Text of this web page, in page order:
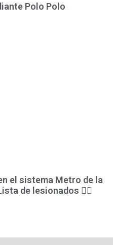
Polo Polo
el sistema Metro de la
de lesionados 👇🏻